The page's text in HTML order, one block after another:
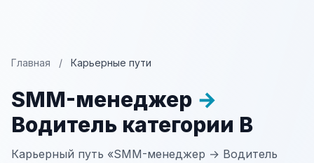
Главная / Карьерные пути
SMM-менеджер →
Водитель категории В
Карьерный путь «SMM-менеджер → Водитель